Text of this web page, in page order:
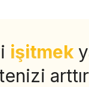
işitmek